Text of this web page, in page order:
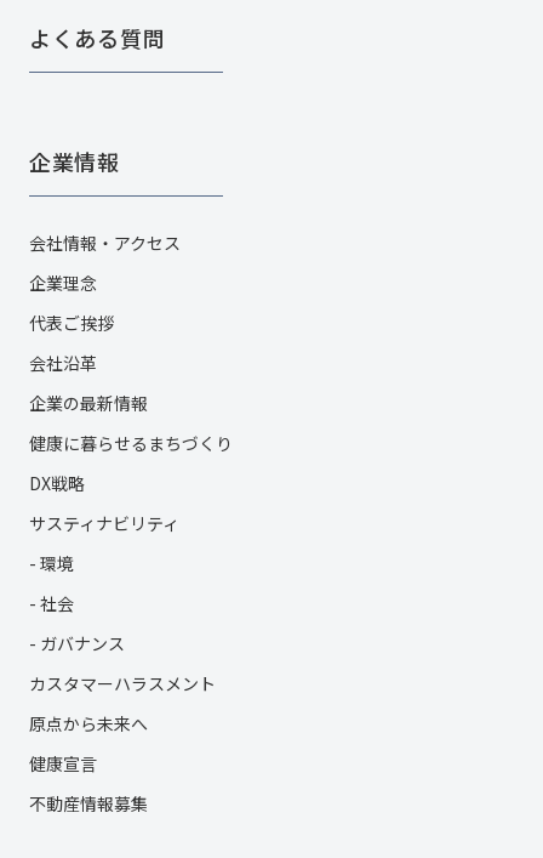
よくある質問
企業情報
会社情報・アクセス
企業理念
代表ご挨拶
会社沿革
企業の最新情報
健康に暮らせるまちづくり
DX戦略
サスティナビリティ
- 環境
- 社会
- ガバナンス
カスタマーハラスメント
原点から未来へ
健康宣言
不動産情報募集